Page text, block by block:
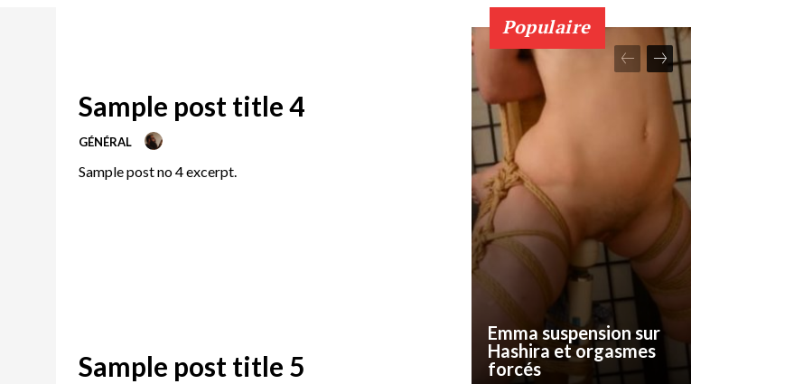
Sample post title 4
GÉNÉRAL
Sample post no 4 excerpt.
Sample post title 5
Populaire
Emma suspension sur
Hashira et orgasmes
forcés